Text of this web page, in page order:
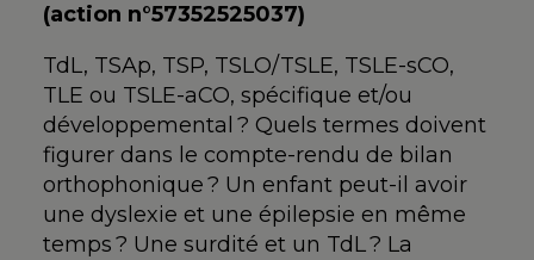
(action n°57352525037)
TdL, TSAp, TSP, TSLO/TSLE, TSLE-sCO,
TLE ou TSLE-aCO, spécifique et/ou
développemental ? Quels termes doivent
figurer dans le compte-rendu de bilan
orthophonique ? Un enfant peut-il avoir
une dyslexie et une épilepsie en même
temps ? Une surdité et un TdL ? La